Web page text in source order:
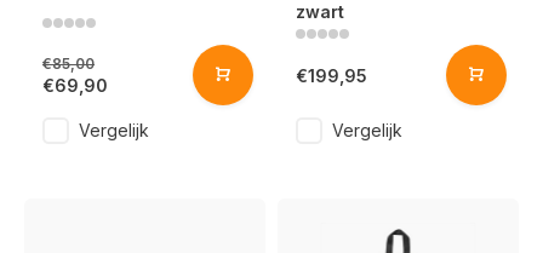
€85,00
€69,90
Vergelijk
zwart
€199,95
Vergelijk